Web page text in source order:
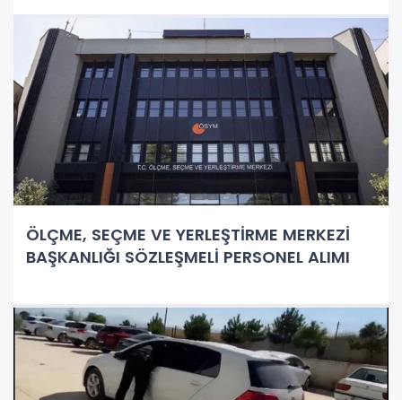
ÖLÇME, SEÇME VE YERLEŞTİRME MERKEZİ
BAŞKANLIĞI SÖZLEŞMELİ PERSONEL ALIMI